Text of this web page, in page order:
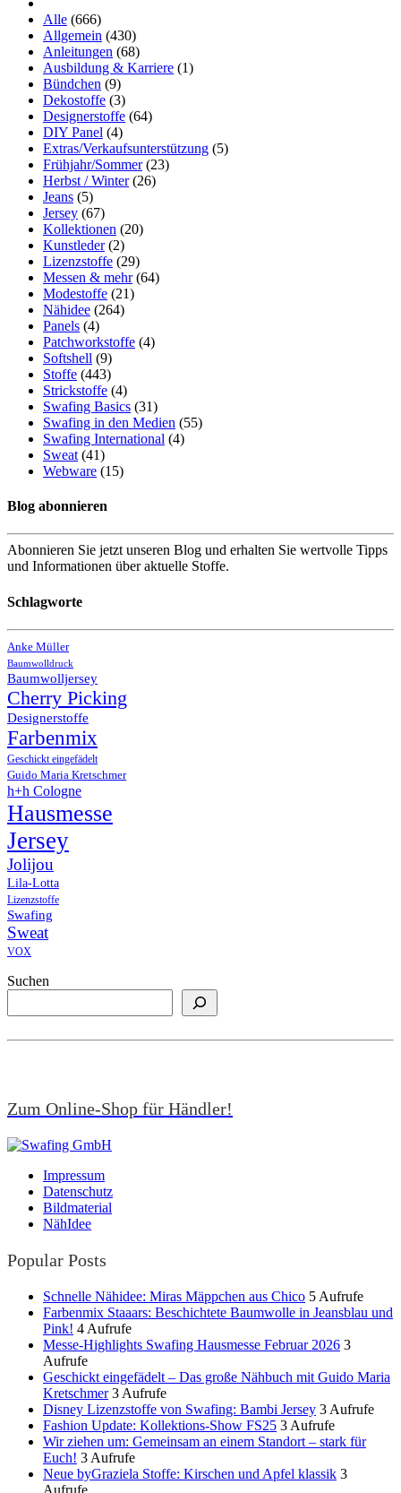
Alle (666)
Allgemein (430)
Anleitungen (68)
Ausbildung & Karriere (1)
Bündchen (9)
Dekostoffe (3)
Designerstoffe (64)
DIY Panel (4)
Extras/Verkaufsunterstützung (5)
Frühjahr/Sommer (23)
Herbst / Winter (26)
Jeans (5)
Jersey (67)
Kollektionen (20)
Kunstleder (2)
Lizenzstoffe (29)
Messen & mehr (64)
Modestoffe (21)
Nähidee (264)
Panels (4)
Patchworkstoffe (4)
Softshell (9)
Stoffe (443)
Strickstoffe (4)
Swafing Basics (31)
Swafing in den Medien (55)
Swafing International (4)
Sweat (41)
Webware (15)
Blog abonnieren
Abonnieren Sie jetzt unseren Blog und erhalten Sie wertvolle Tipps
und Informationen über aktuelle Stoffe.
Schlagworte
Anke Müller
Baumwolldruck
Baumwolljersey
Cherry Picking
Designerstoffe
Farbenmix
Geschickt eingefädelt
Guido Maria Kretschmer
h+h Cologne
Hausmesse
Jersey
Jolijou
Lila-Lotta
Lizenzstoffe
Swafing
Sweat
VOX
Suchen
Zum Online-Shop für Händler!
Impressum
Datenschutz
Bildmaterial
NähIdee
Popular Posts
Schnelle Nähidee: Miras Mäppchen aus Chico 5 Aufrufe
Farbenmix Staaars: Beschichtete Baumwolle in Jeansblau und
Pink! 4 Aufrufe
Messe-Highlights Swafing Hausmesse Februar 2026 3
Aufrufe
Geschickt eingefädelt – Das große Nähbuch mit Guido Maria
Kretschmer 3 Aufrufe
Disney Lizenzstoffe von Swafing: Bambi Jersey 3 Aufrufe
Fashion Update: Kollektions-Show FS25 3 Aufrufe
Wir ziehen um: Gemeinsam an einem Standort – stark für
Euch! 3 Aufrufe
Neue byGraziela Stoffe: Kirschen und Apfel klassik 3
Aufrufe